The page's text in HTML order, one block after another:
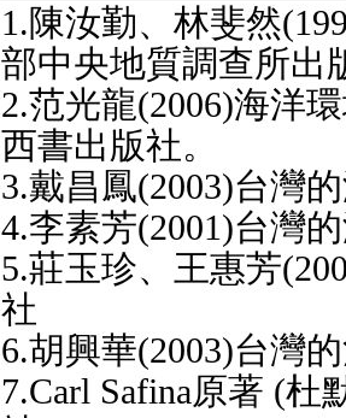
1.陳汝勤、林斐然
部中央地質調查所出
2.范光龍(2006)海洋
西書出版社。
3.戴昌鳳(2003)台灣
4.李素芳(2001)台灣
5.莊玉珍、王惠芳
社
6.胡興華(2003)台灣
7.Carl Safina原著 (